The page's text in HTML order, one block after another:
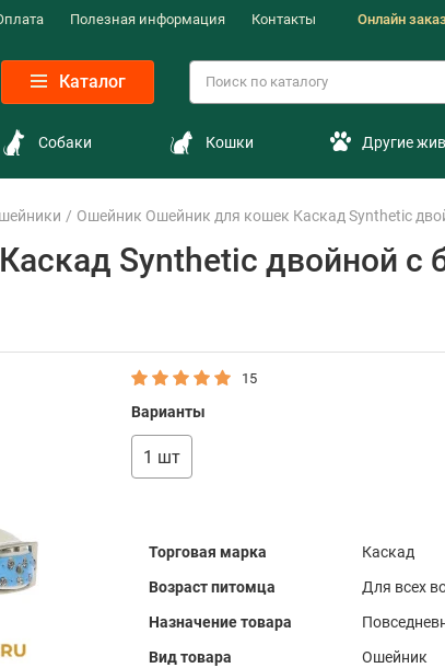
Полезная информация Контакты Онлайн
Каталог
Собаки Кошки Другие
Ошейник Ошейник для кошек Каскад Synthetic
Synthetic двойной с
15
Варианты
1 шт
Торговая марка
Каскад
Возраст питомца
Для всех
Назначение товара
Вид товара
Ошейник